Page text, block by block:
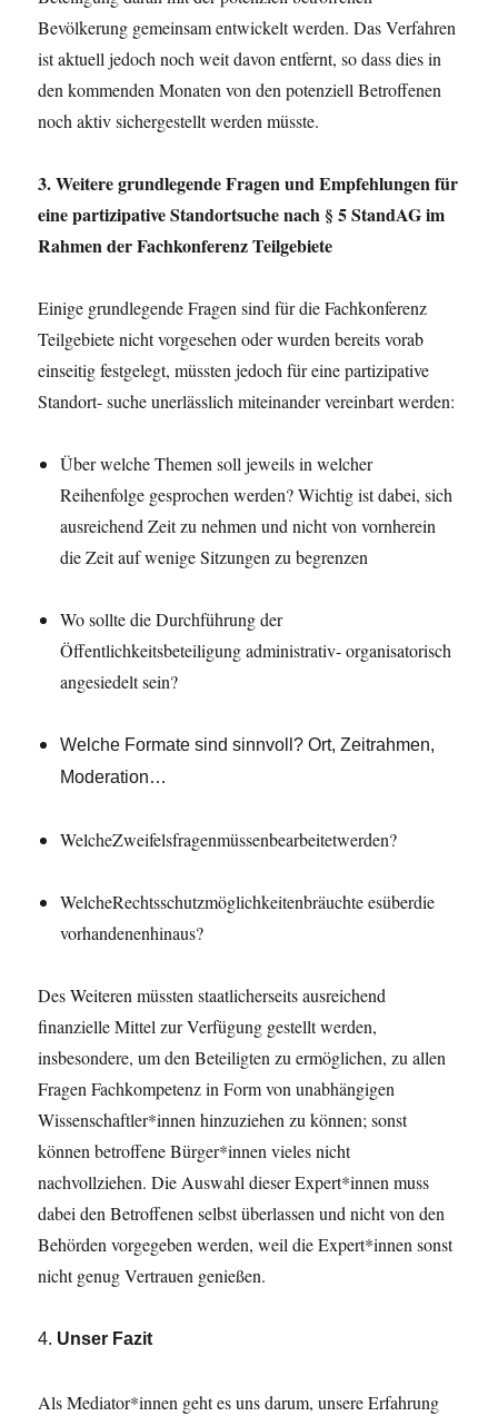
Bevölkerung gemeinsam entwickelt werden. Das Verfahren
ist aktuell jedoch noch weit davon entfernt, so dass dies in
den kommenden Monaten von den potenziell Betroffenen
noch aktiv sichergestellt werden müsste.
3. Weitere grundlegende Fragen und Empfehlungen für
eine partizipative Standortsuche nach § 5 StandAG im
Rahmen der Fachkonferenz Teilgebiete
Einige grundlegende Fragen sind für die Fachkonferenz
Teilgebiete nicht vorgesehen oder wurden bereits vorab
einseitig festgelegt, müssten jedoch für eine partizipative
Standort- suche unerlässlich miteinander vereinbart werden:
Über welche Themen soll jeweils in welcher
Reihenfolge gesprochen werden? Wichtig ist dabei, sich
ausreichend Zeit zu nehmen und nicht von vornherein
die Zeit auf wenige Sitzungen zu begrenzen
Wo sollte die Durchführung der
Öffentlichkeitsbeteiligung administrativ- organisatorisch
angesiedelt sein?
Welche Formatesindsinnvoll? Ort, Zeitrahmen,
Moderation…
WelcheZweifelsfragenmüssenbearbeitetwerden?
WelcheRechtsschutzmöglichkeitenbräuchte esüberdie
vorhandenenhinaus?
Des Weiteren müssten staatlicherseits ausreichend
finanzielle Mittel zur Verfügung gestellt werden,
insbesondere, um den Beteiligten zu ermöglichen, zu allen
Fragen Fachkompetenz in Form von unabhängigen
Wissenschaftler*innen hinzuziehen zu können; sonst
können betroffene Bürger*innen vieles nicht
nachvollziehen. Die Auswahl dieser Expert*innen muss
dabei den Betroffenen selbst überlassen und nicht von den
Behörden vorgegeben werden, weil die Expert*innen sonst
nicht genug Vertrauen genießen.
4. Unser Fazit
Als Mediator*innen geht es uns darum, unsere Erfahrung